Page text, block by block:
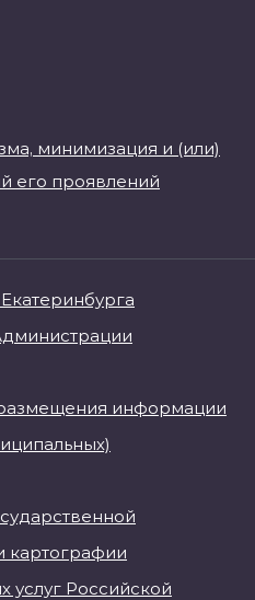
минимизация и (или)
его проявлений
информации
картографии
услуг Российской